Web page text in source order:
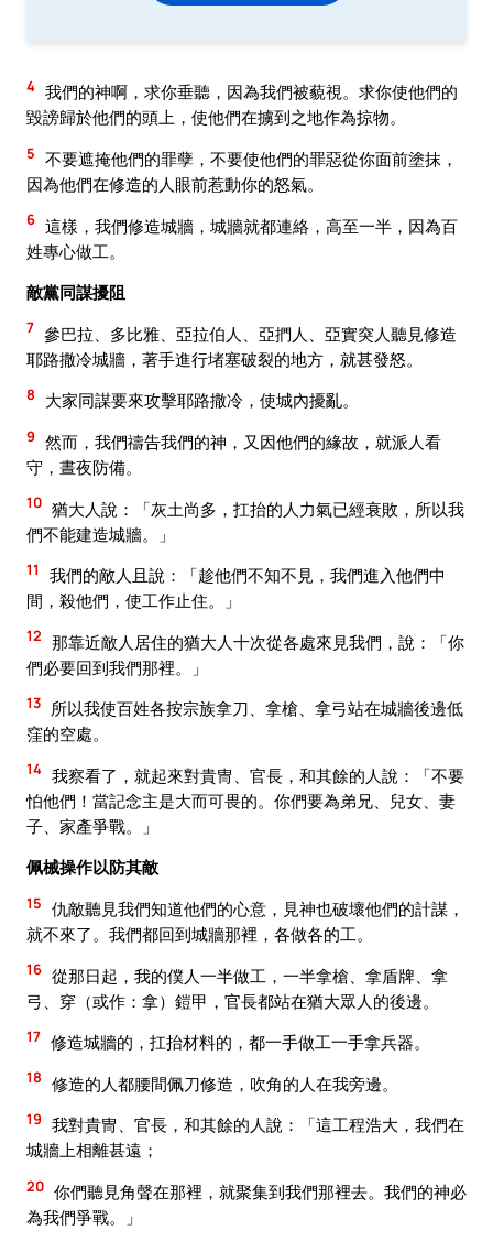
4 我們的神啊，求你垂聽，因為我們被藐視。求你使他們的
毀謗歸於他們的頭上，使他們在擄到之地作為掠物。
5 不要遮掩他們的罪孽，不要使他們的罪惡從你面前塗抹，
因為他們在修造的人眼前惹動你的怒氣。
6 這樣，我們修造城牆，城牆就都連絡，高至一半，因為百
姓專心做工。
敵黨同謀擾阻
7 參巴拉、多比雅、亞拉伯人、亞捫人、亞實突人聽見修造
耶路撒冷城牆，著手進行堵塞破裂的地方，就甚發怒。
8 大家同謀要來攻擊耶路撒冷，使城內擾亂。
9 然而，我們禱告我們的神，又因他們的緣故，就派人看
守，晝夜防備。
10 猶大人說：「灰土尚多，扛抬的人力氣已經衰敗，所以我
們不能建造城牆。」
11
我們的敵人且說：「趁他們不知不見，我們進入他們中
間，殺他們，使工作止住。」
12 那靠近敵人居住的猶大人十次從各處來見我們，說：「你
們必要回到我們那裡。」
13 所以我使百姓各按宗族拿刀、拿槍、拿弓站在城牆後邊低
窪的空處。
14 我察看了，就起來對貴冑、官長，和其餘的人說：「不要
怕他們！當記念主是大而可畏的。你們要為弟兄、兒女、妻
子、家產爭戰。」
佩械操作以防其敵
15 仇敵聽見我們知道他們的心意，見神也破壞他們的計謀，
就不來了。我們都回到城牆那裡，各做各的工。
16 從那日起，我的僕人一半做工，一半拿槍、拿盾牌、拿
弓、穿（或作：拿）鎧甲，官長都站在猶大眾人的後邊。
17 修造城牆的，扛抬材料的，都一手做工一手拿兵器。
18 修造的人都腰間佩刀修造，吹角的人在我旁邊。
19 我對貴冑、官長，和其餘的人說：「這工程浩大，我們在
城牆上相離甚遠；
20 你們聽見角聲在那裡，就聚集到我們那裡去。我們的神必
為我們爭戰。」